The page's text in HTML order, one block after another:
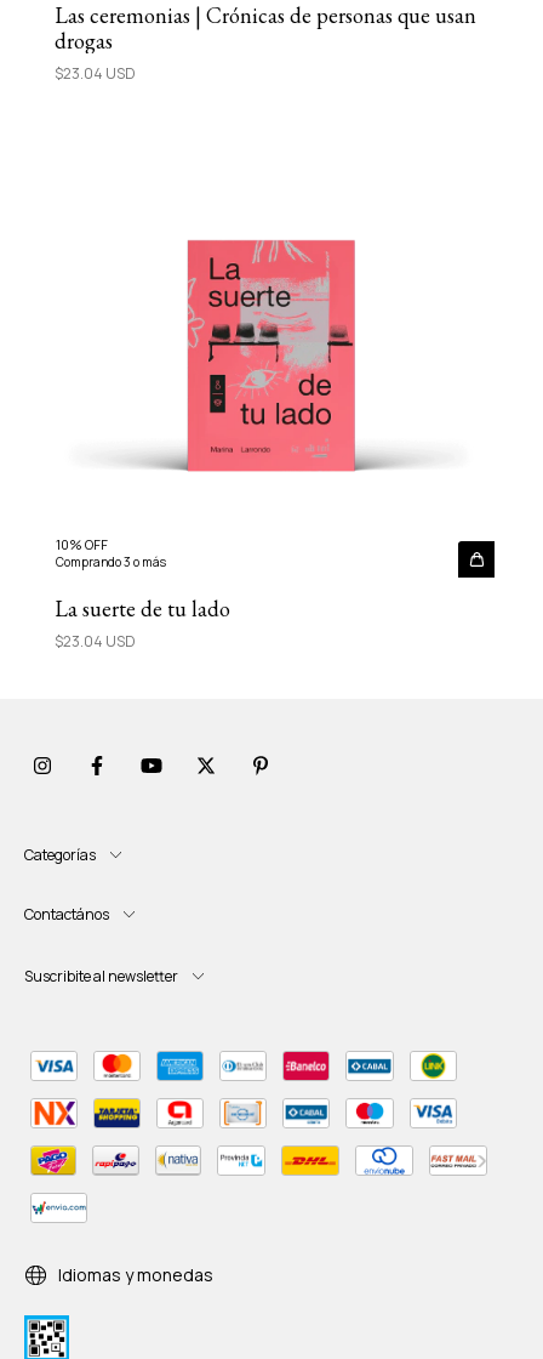
Las ceremonias | Crónicas de personas que usan
drogas
$23.04 USD
10% OFF
Comprando 3 o más
La suerte de tu lado
$23.04 USD
Categorías
Contactános
Suscribite al newsletter
Idiomas y monedas